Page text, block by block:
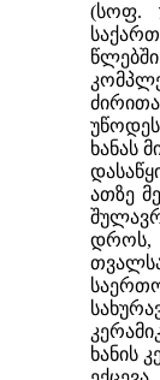
(სოფ.
ხანას
ათზე
დროს,
ხანის